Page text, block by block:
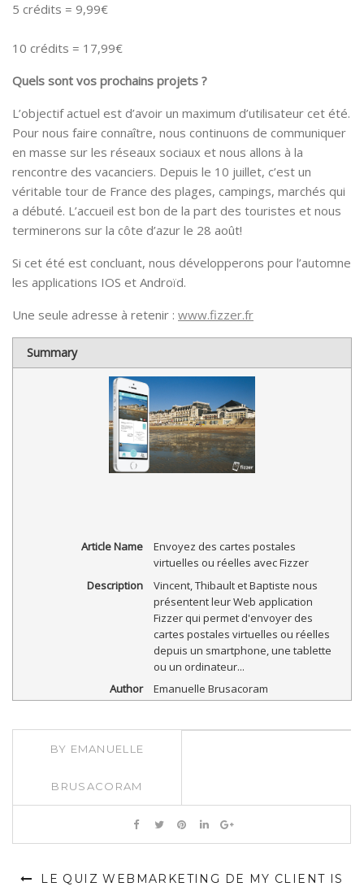
5 crédits = 9,99€
10 crédits = 17,99€
Quels sont vos prochains projets ?
L’objectif actuel est d’avoir un maximum d’utilisateur cet été.
Pour nous faire connaître, nous continuons de communiquer
en masse sur les réseaux sociaux et nous allons à la
rencontre des vacanciers. Depuis le 10 juillet, c’est un
véritable tour de France des plages, campings, marchés qui
a débuté. L’accueil est bon de la part des touristes et nous
terminerons sur la côte d’azur le 28 août!
Si cet été est concluant, nous développerons pour l’automne
les applications IOS et Androïd.
Une seule adresse à retenir : www.fizzer.fr
Summary
Article Name
Envoyez des cartes postales
virtuelles ou réelles avec Fizzer
Description
Vincent, Thibault et Baptiste nous
présentent leur Web application
Fizzer qui permet d'envoyer des
cartes postales virtuelles ou réelles
depuis un smartphone, une tablette
ou un ordinateur...
Author
Emanuelle Brusacoram
BY EMANUELLE
BRUSACORAM
LE QUIZ WEBMARKETING DE MY CLIENT IS